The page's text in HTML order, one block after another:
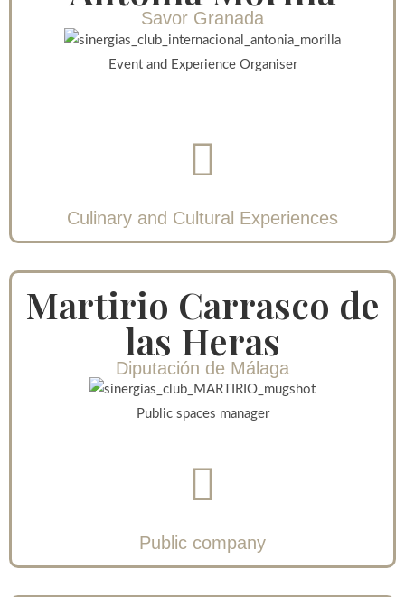
Savor Granada
Event and Experience Organiser
Culinary and Cultural Experiences
Martirio Carrasco de
las Heras
Diputación de Málaga
Public spaces manager
Public company